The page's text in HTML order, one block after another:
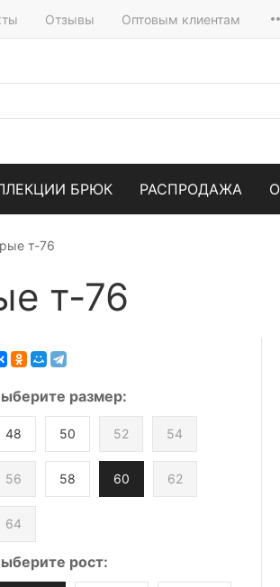
Отзывы Оптовым клиентам
БРЮК РАСПРОДАЖА
т-76
т-76
размер:
48 50 52 54
56 58 60 62
64
рост: